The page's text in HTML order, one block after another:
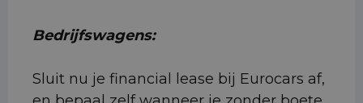
Bedrijfswagens:
Sluit nu je financial lease bij Eurocars af,